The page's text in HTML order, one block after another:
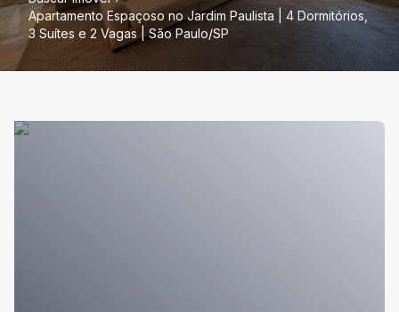
Apartamento Espaçoso no Jardim Paulista | 4 Dormitórios,
3 Suítes e 2 Vagas | São Paulo/SP